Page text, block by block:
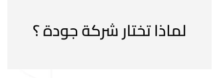
لماذا تختار شركة جودة ؟